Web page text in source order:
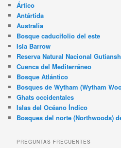
Ártico
Antártida
Australia
Bosque caducifolio del este
Isla Barrow
Reserva Natural Nacional
Cuenca del Mediterráneo
Bosque Atlántico
Bosques de Wytham (Wytham
Ghats occidentales
Islas del Océano Índico
Bosques del norte (Northwoods)
PREGUNTAS FRECUENTES